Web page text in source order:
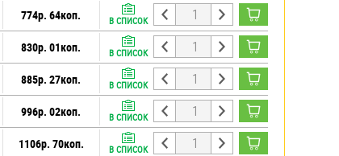
774р. 64коп. В СПИСОК
830р. 01коп. В СПИСОК
885р. 27коп. В СПИСОК
996р. 02коп. В СПИСОК
1106р. 70коп. В СПИСОК